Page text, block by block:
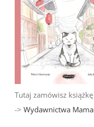
Tutaj zamówisz
-> Wydawnictwa